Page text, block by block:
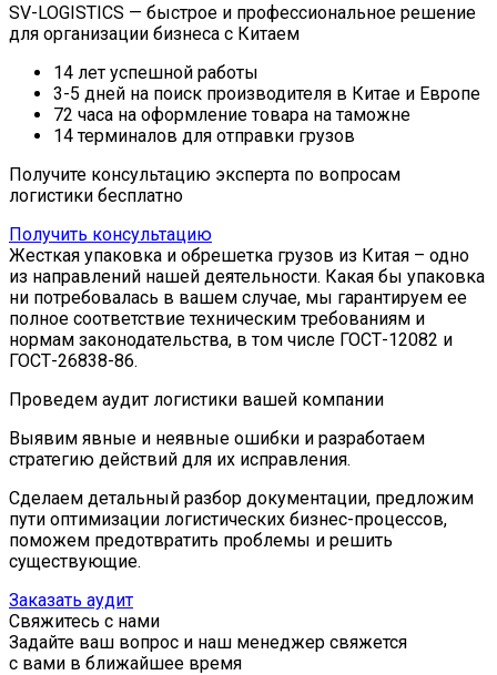
SV-LOGISTICS — быстрое и профессиональное решение
для организации бизнеса с Китаем
14 лет успешной работы
3-5 дней на поиск производителя в Китае и Европе
72 часа на оформление товара на таможне
14 терминалов для отправки грузов
Получите консультацию эксперта по вопросам
логистики бесплатно
Получить консультацию
Жесткая упаковка и обрешетка грузов из Китая – одно
из направлений нашей деятельности. Какая бы упаковка
ни потребовалась в вашем случае, мы гарантируем ее
полное соответствие техническим требованиям и
нормам законодательства, в том числе ГОСТ-12082 и
ГОСТ-26838-86.
Проведем аудит логистики вашей компании
Выявим явные и неявные ошибки и разработаем
стратегию действий для их исправления.
Сделаем детальный разбор документации, предложим
пути оптимизации логистических бизнес-процессов,
поможем предотвратить проблемы и решить
существующие.
Заказать аудит
Свяжитесь с нами
Задайте ваш вопрос и наш менеджер свяжется
с вами в ближайшее время